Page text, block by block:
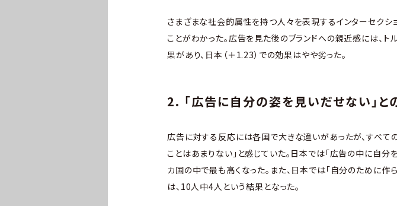
さまざまな社会的属性を持つ人々を表現するインターセクシ
ことがわかった。広告を見た後のブランドへの親近感には、ト
果があり、日本（＋1.23）での効果はやや劣った。
2. 「広告に自分の姿を見いだせない」
広告に対する反応には各国で大きな違いがあったが、すべ
ことはあまりない」と感じていた。日本では「広告の中に自
カ国の中で最も高くなった。また、日本では「自分のために
は、10人中4人という結果となった。